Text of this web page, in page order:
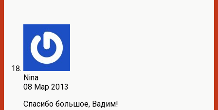
Nina
08 Мар 2013
Спасибо большое, Вадим!